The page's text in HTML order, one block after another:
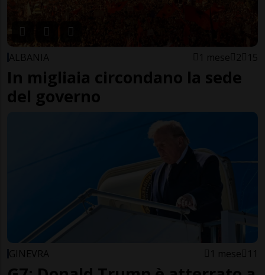
ALBANIA 1 mese 2 15
In migliaia circondano la sede
del governo
GINEVRA 1 mese 11